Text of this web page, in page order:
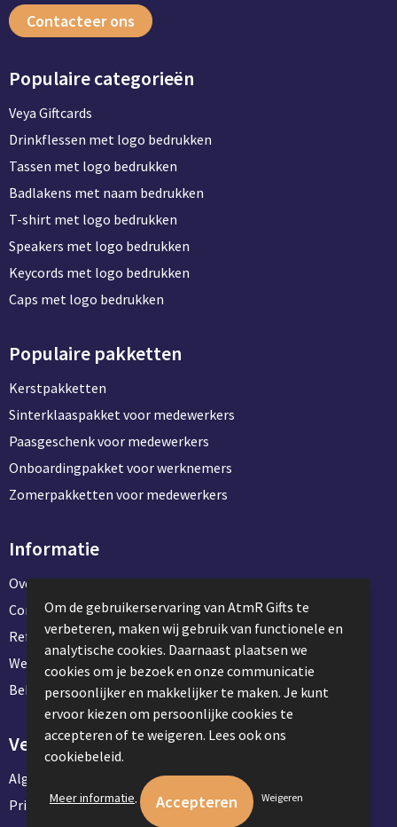
Contacteer ons
Populaire categorieën
Veya Giftcards
Drinkflessen met logo bedrukken
Tassen met logo bedrukken
Badlakens met naam bedrukken
T-shirt met logo bedrukken
Speakers met logo bedrukken
Keycords met logo bedrukken
Caps met logo bedrukken
Populaire pakketten
Kerstpakketten
Sinterklaaspakket voor medewerkers
Paasgeschenk voor medewerkers
Onboardingpakket voor werknemers
Zomerpakketten voor medewerkers
Informatie
Over ons
Contact en klantenservice
Referentie projecten
Werken & stage bij AtmR Gifts
Bekijk kantoorbenodigdheden
Veilig winkelen
Algemene voorwaarden
Privacyverklaring
Om de gebruikerservaring van AtmR Gifts te
verbeteren, maken wij gebruik van functionele en
analytische cookies. Daarnaast plaatsen we
cookies om je bezoek en onze communicatie
persoonlijker en makkelijker te maken. Je kunt
ervoor kiezen om persoonlijke cookies te
accepteren of te weigeren. Lees ook ons
cookiebeleid.
Meer informatie. Weigeren